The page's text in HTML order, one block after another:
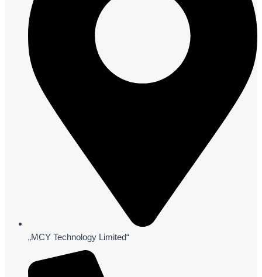
„MCY Technology Limited“